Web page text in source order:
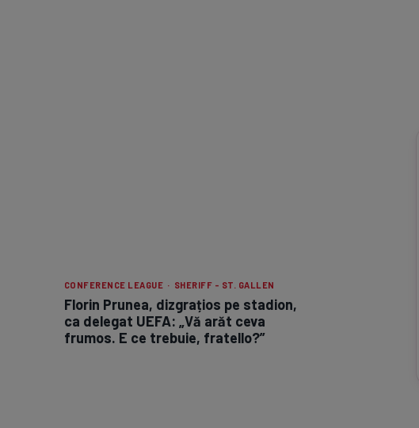
CONFERENCE LEAGUE · SHERIFF - ST. GALLEN
Florin Prunea, dizgrațios pe stadion,
ca delegat UEFA: „Vă arăt ceva
frumos. E ce trebuie, fratello?”